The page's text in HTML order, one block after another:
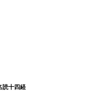
読十四経